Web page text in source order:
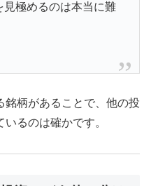
極めるのは本当に難
銘柄があることで、他の投
るのは確かです。